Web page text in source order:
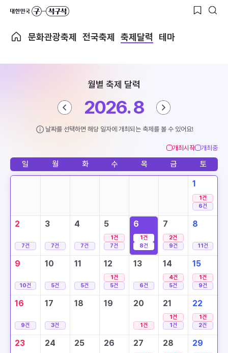
문화관광축제 전국축제 축제달력 테마
월별 축제 달력
2026. 8
날짜를 선택하면 해당 일자에 개최되는 축제를 볼 수 있어요!
개최시작 개최중
일 월 화 수 목 금 토
1
1건
6건
2
7건
3
7건
4
7건
5
1건
7건
6
1건
8건
7
2건
9건
8
11건
9
10건
10
5건
11
5건
12
1건
5건
13
6건
14
4건
5건
15
1건
9건
16
9건
17
3건
18 19 20
1건
21
1건
1건
22
1건
2건
23 24 25 26 27 28 29